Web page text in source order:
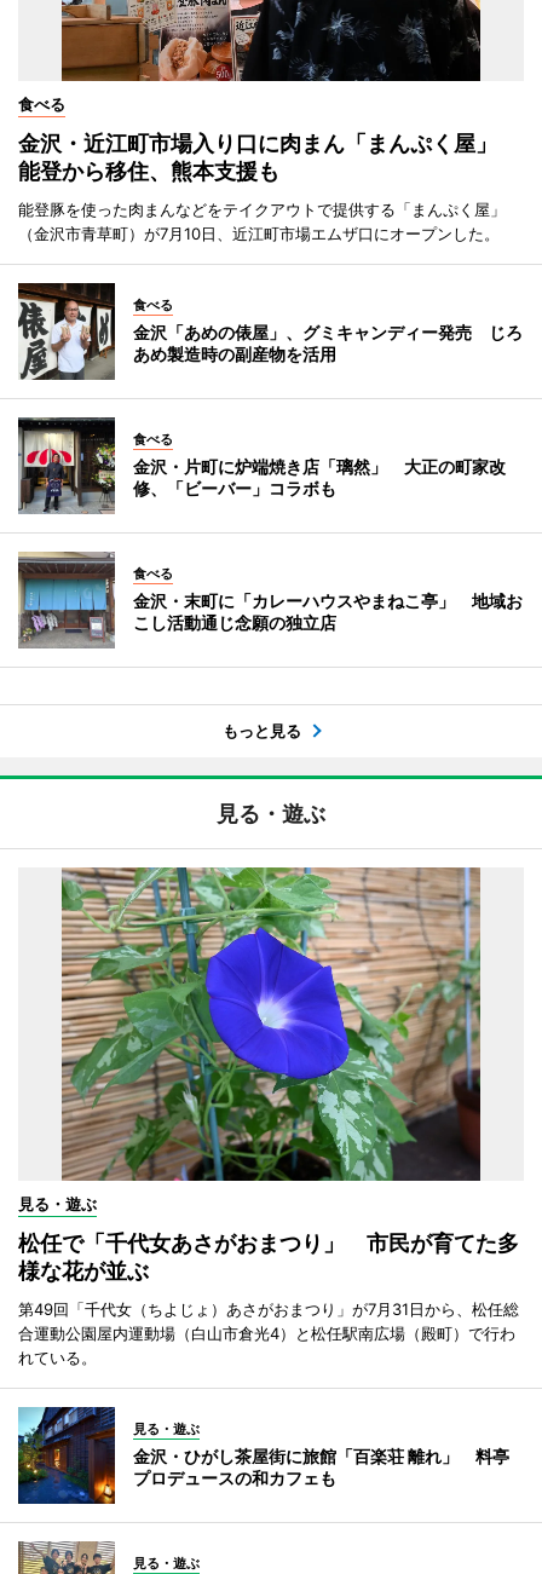
食べる
金沢・近江町市場入り口に肉まん「まんぷく屋」
能登から移住、熊本支援も
能登豚を使った肉まんなどをテイクアウトで提供する「まんぷく屋」
（金沢市青草町）が7月10日、近江町市場エムザ口にオープンした。
食べる
金沢「あめの俵屋」、グミキャンディー発売 じろ
あめ製造時の副産物を活用
食べる
金沢・片町に炉端焼き店「璃然」 大正の町家改
修、「ビーバー」コラボも
食べる
金沢・末町に「カレーハウスやまねこ亭」 地域お
こし活動通じ念願の独立店
もっと見る
見る・遊ぶ
見る・遊ぶ
松任で「千代女あさがおまつり」 市民が育てた多
様な花が並ぶ
第49回「千代女（ちよじょ）あさがおまつり」が7月31日から、松任総
合運動公園屋内運動場（白山市倉光4）と松任駅南広場（殿町）で行わ
れている。
見る・遊ぶ
金沢・ひがし茶屋街に旅館「百楽荘 離れ」 料亭
プロデュースの和カフェも
見る・遊ぶ